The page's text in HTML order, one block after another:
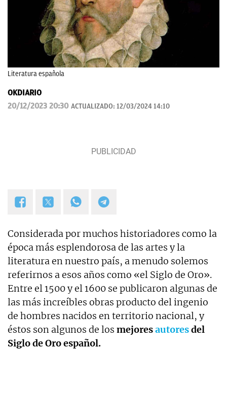
Literatura española
OKDIARIO
20/12/2023 20:30 ACTUALIZADO: 12/03/2024 14:10
Considerada por muchos historiadores como la
época más esplendorosa de las artes y la
literatura en nuestro país, a menudo solemos
referirnos a esos años como «el Siglo de Oro».
Entre el 1500 y el 1600 se publicaron algunas de
las más increíbles obras producto del ingenio
de hombres nacidos en territorio nacional, y
éstos son algunos de los mejoresautoresdel
Siglo de Oro español.